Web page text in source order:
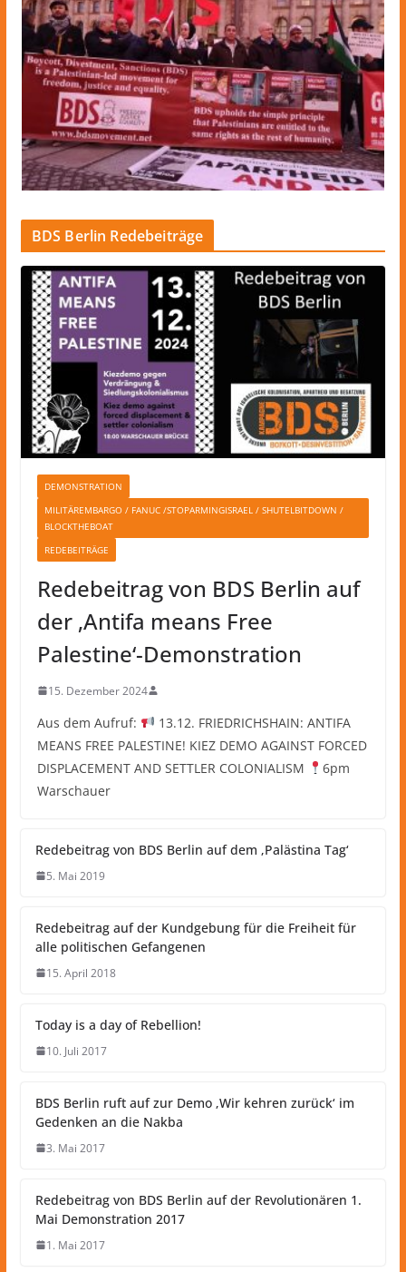
BDS Berlin Redebeiträge
DEMONSTRATION
MILITÄREMBARGO / FANUC /STOPARMINGISRAEL / SHUTELBITDOWN /
BLOCKTHEBOAT
REDEBEITRÄGE
Redebeitrag von BDS Berlin auf
der ‚Antifa means Free
Palestine‘-Demonstration
15. Dezember 2024
Aus dem Aufruf:
13.12. FRIEDRICHSHAIN: ANTIFA
MEANS FREE PALESTINE! KIEZ DEMO AGAINST FORCED
DISPLACEMENT AND SETTLER COLONIALISM
6pm
Warschauer
Redebeitrag von BDS Berlin auf dem ‚Palästina Tag‘
5. Mai 2019
Redebeitrag auf der Kundgebung für die Freiheit für
alle politischen Gefangenen
15. April 2018
Today is a day of Rebellion!
10. Juli 2017
BDS Berlin ruft auf zur Demo ‚Wir kehren zurück‘ im
Gedenken an die Nakba
3. Mai 2017
Redebeitrag von BDS Berlin auf der Revolutionären 1.
Mai Demonstration 2017
1. Mai 2017